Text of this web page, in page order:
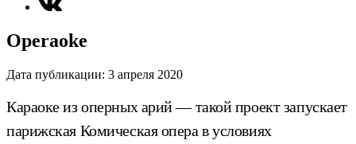
Operaoke
Дата публикации: 3 апреля 2020
Караоке из оперных арий — такой проект запускает
парижская Комическая опера в условиях